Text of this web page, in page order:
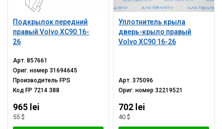
Подкрылок передний
правый Volvo XC90 16-
26
Арт.857661
Ориг. номер31694645
ПроизводительFPS
КодFP 7214 388
965 lei
55 $
Уплотнитель крыла
дверь-крыло правый
Volvo XC90 16-26
Арт.375096
Ориг. номер32219521
702 lei
40 $